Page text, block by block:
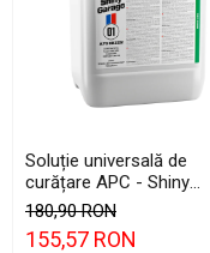
Soluție universală de
curățare APC - Shiny
Garage APC Green (5L)
180,90 RON
155,57 RON